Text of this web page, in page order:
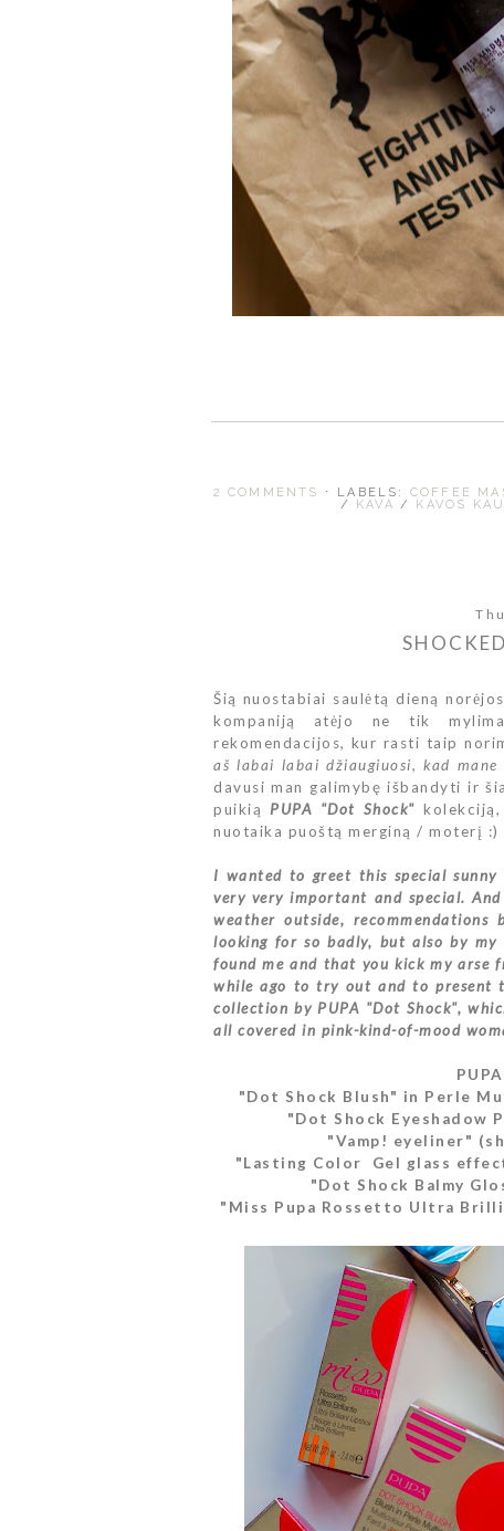
2 COMMENTS ⋅ LABELS: COFFEE
/ KAVA / KAVOS
Šią nuostabiai saulėtą dieną
kompaniją atėjo ne tik
rekomendacijos, kur rasti taip
aš labai labai džiaugiuosi, kad
davusi man galimybę išbandyti ir
puikią PUPA "Dot Shock"
nuotaika puoštą merginą / moterį :)
I wanted to greet this special
very very important and special.
weather outside,
looking for so badly, but also by my
found me and that you kick my
while ago to try out and to present
collection by PUPA "Dot Shock",
all covered in pink-kind-of-mood
"Dot Shock Blush" in Perle
"Dot Shock Eyeshadow
"Vamp! eyeliner"
"Lasting Color Gel glass
"Dot Shock Balmy
"Miss Pupa Rossetto Ultra